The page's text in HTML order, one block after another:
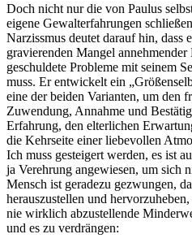
Doch nicht nur die von Paulus
eigene Gewalterfahrungen
Narzissmus deutet darauf hin, dass
gravierenden Mangel
geschuldete Probleme mit seinem
muss. Er entwickelt ein
eine der beiden Varianten, um den
Zuwendung, Annahme und
Erfahrung, den elterlichen
die Kehrseite einer liebevollen
Ich muss gesteigert werden, es ist
ja Verehrung angewiesen, um sich
Mensch ist geradezu gezwungen,
herauszustellen und
nie wirklich abzustellende
und es zu verdrängen: